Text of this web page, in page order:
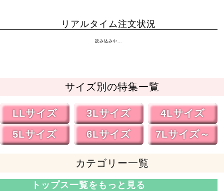
リアルタイム注文状況
読み込み中...
サイズ別の特集一覧
LLサイズ 3Lサイズ
4Lサイズ
5Lサイズ
6Lサイズ 7Lサイズ～
カテゴリー一覧
トップス一覧をもっと見る